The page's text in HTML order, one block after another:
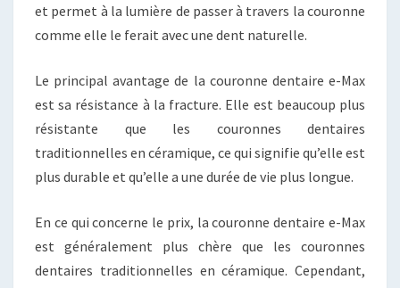
et permet à la lumière de passer à travers la couronne
comme elle le ferait avec une dent naturelle.
Le principal avantage de la couronne dentaire e-Max
est sa résistance à la fracture. Elle est beaucoup plus
résistante que les couronnes dentaires
traditionnelles en céramique, ce qui signifie qu’elle est
plus durable et qu’elle a une durée de vie plus longue.
En ce qui concerne le prix, la couronne dentaire e-Max
est généralement plus chère que les couronnes
dentaires traditionnelles en céramique. Cependant,